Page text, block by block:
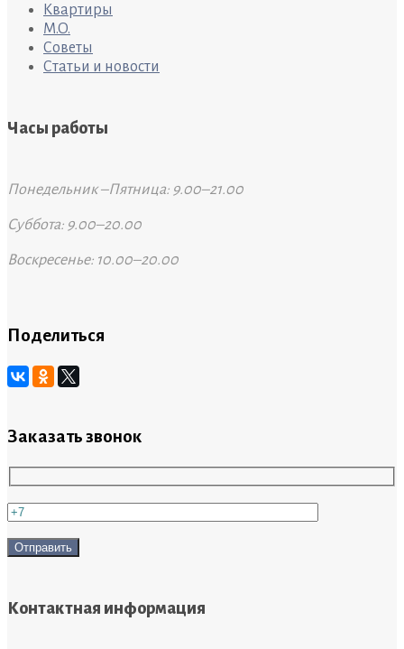
Квартиры
M.O.
Советы
Статьи и новости
Часы работы
Понедельник –Пятница: 9.00–21.00
Суббота: 9.00–20.00
Воскресенье: 10.00–20.00
Поделиться
Заказать звонок
Контактная информация